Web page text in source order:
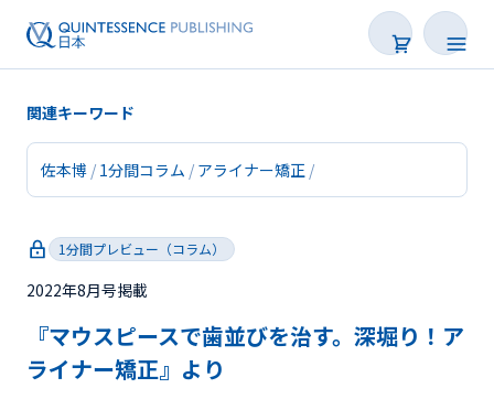
新着
連載
トピックス
関連キーワード
佐本博 1分間コラム アライナー矯正
1分間プレビュー（コラム）
2022年8月号掲載
『マウスピースで歯並びを治す。深堀り！ア
ライナー矯正』より